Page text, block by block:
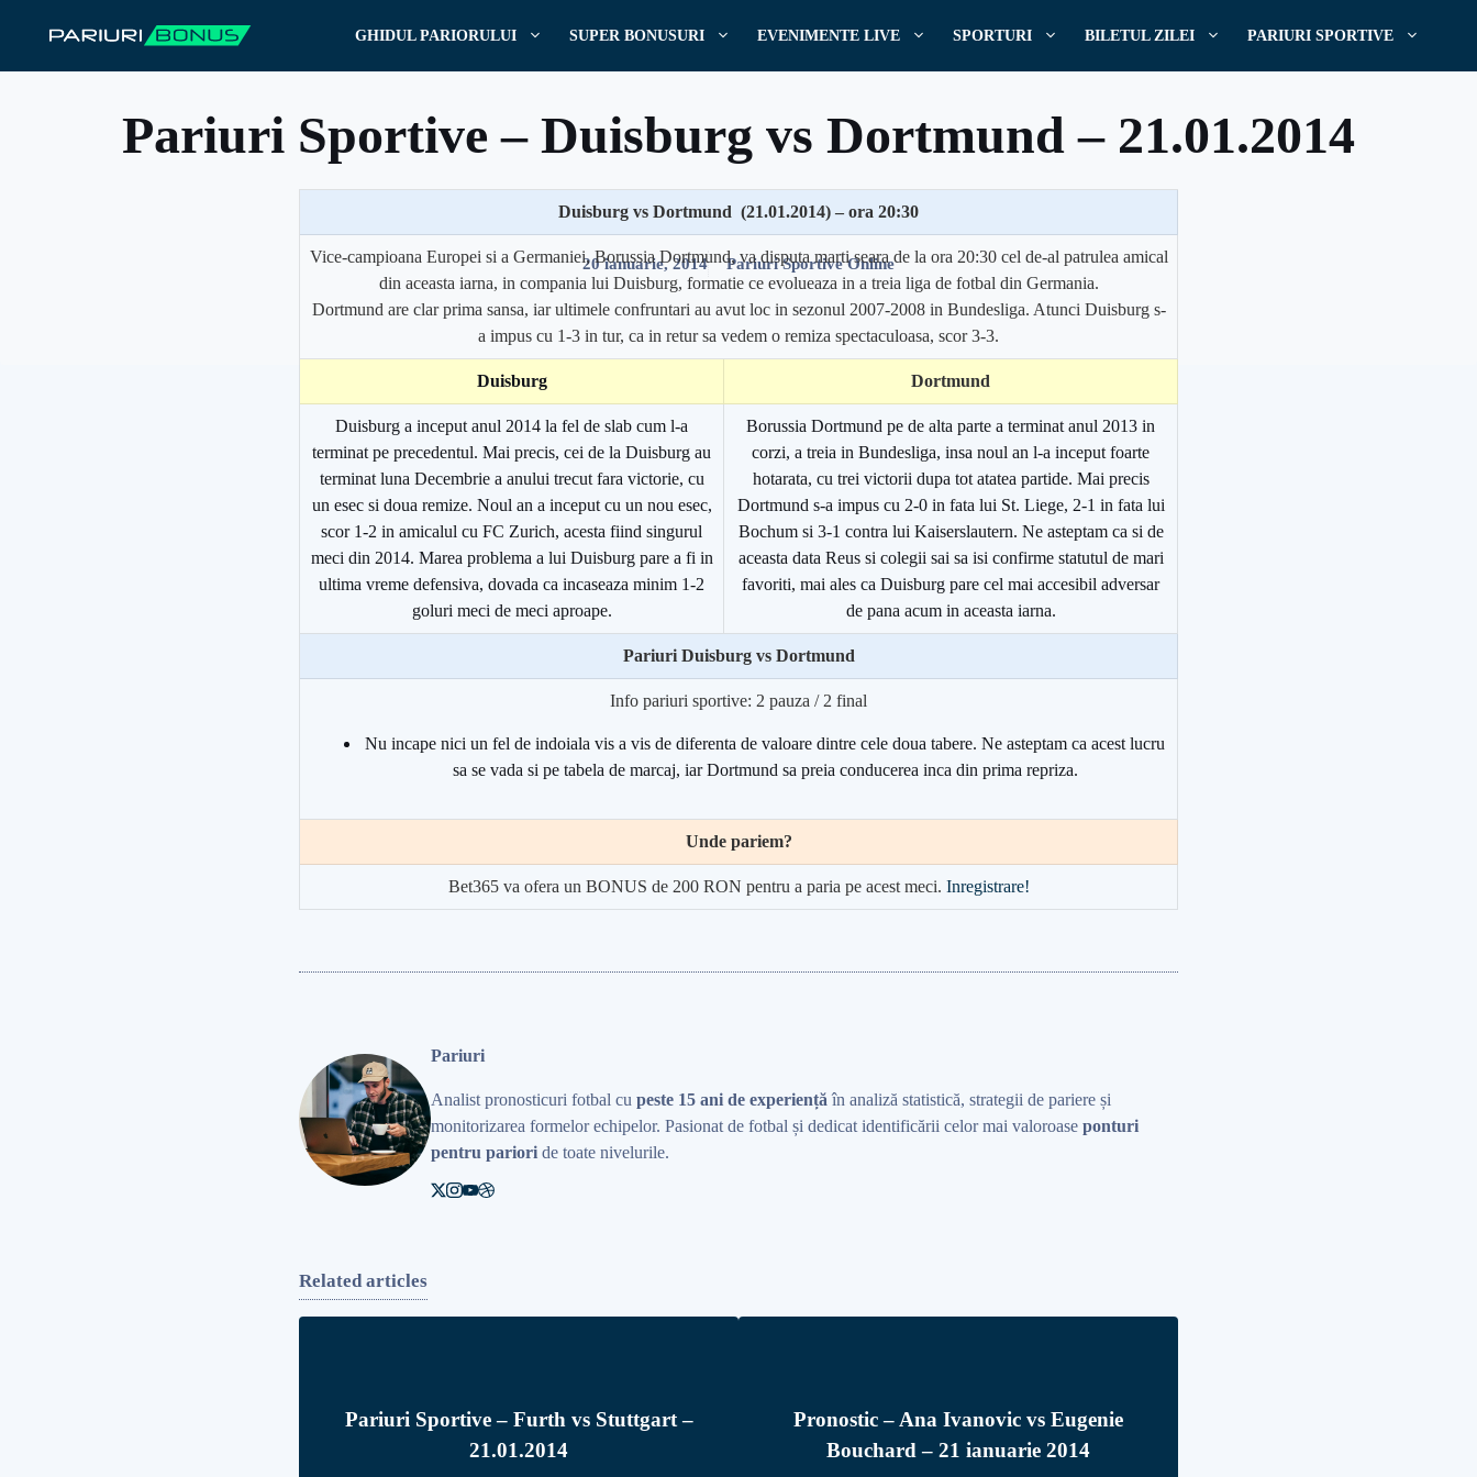
GHIDUL PARIORULUI SUPER BONUSURI EVENIMENTE LIVE SPORTURI BILETUL ZILEI PARIURI SPORTIVE
Pariuri Sportive – Duisburg vs Dortmund – 21.01.2014
Scris dePariuri
20 ianuarie, 2014 Pariuri Sportive Online
Duisburg vs Dortmund (21.01.2014) – ora 20:30
Vice-campioana Europei si a Germaniei, Borussia Dortmund, va disputa marti seara de la ora 20:30 cel de-al patrulea amical
din aceasta iarna, in compania lui Duisburg, formatie ce evolueaza in a treia liga de fotbal din Germania.
Dortmund are clar prima sansa, iar ultimele confruntari au avut loc in sezonul 2007-2008 in Bundesliga. Atunci Duisburg s-
a impus cu 1-3 in tur, ca in retur sa vedem o remiza spectaculoasa, scor 3-3.
Duisburg Dortmund
Duisburg a inceput anul 2014 la fel de slab cum l-a
terminat pe precedentul. Mai precis, cei de la Duisburg au
terminat luna Decembrie a anului trecut fara victorie, cu
un esec si doua remize. Noul an a inceput cu un nou esec,
scor 1-2 in amicalul cu FC Zurich, acesta fiind singurul
meci din 2014. Marea problema a lui Duisburg pare a fi in
ultima vreme defensiva, dovada ca incaseaza minim 1-2
goluri meci de meci aproape.
Borussia Dortmund pe de alta parte a terminat anul 2013 in
corzi, a treia in Bundesliga, insa noul an l-a inceput foarte
hotarata, cu trei victorii dupa tot atatea partide. Mai precis
Dortmund s-a impus cu 2-0 in fata lui St. Liege, 2-1 in fata lui
Bochum si 3-1 contra lui Kaiserslautern. Ne asteptam ca si de
aceasta data Reus si colegii sai sa isi confirme statutul de mari
favoriti, mai ales ca Duisburg pare cel mai accesibil adversar
de pana acum in aceasta iarna.
Pariuri Duisburg vs Dortmund
Info pariuri sportive: 2 pauza / 2 final
Nu incape nici un fel de indoiala vis a vis de diferenta de valoare dintre cele doua tabere. Ne asteptam ca acest lucru
sa se vada si pe tabela de marcaj, iar Dortmund sa preia conducerea inca din prima repriza.
Unde pariem?
Bet365 va ofera un BONUS de 200 RON pentru a paria pe acest meci. Inregistrare!
Pariuri
Analist pronosticuri fotbal cu peste 15 ani de experiență în analiză statistică, strategii de pariere și
monitorizarea formelor echipelor. Pasionat de fotbal și dedicat identificării celor mai valoroase ponturi
pentru pariori de toate nivelurile.
Related articles
Pariuri Sportive – Furth vs Stuttgart –
21.01.2014
Pronostic – Ana Ivanovic vs Eugenie
Bouchard – 21 ianuarie 2014